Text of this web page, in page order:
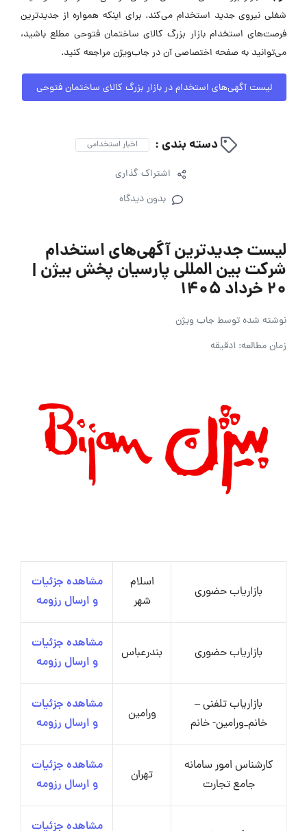
شغلی نیروی جدید استخدام می‌کند. برای اینکه همواره از جدیدترین
فرصت‌های استخدام بازار بزرگ کالای ساختمان فتوحی مطلع باشید،
می‌توانید به صفحه اختصاصی آن در جاب‌ویژن مراجعه کنید.
لیست آگهی‌های استخدام در بازار بزرگ کالای ساختمان فتوحی
دسته بندی : اخبار استخدامی
اشتراک گذاری
بدون دیدگاه
لیست جدیدترین آگهی‌های استخدام
شرکت بین المللی پارسیان پخش بیژن |
۲۰ خرداد ۱۴۰۵
نوشته شده توسطجاب ویژن
زمان مطالعه: 1دقیقه
بازاریاب حضوری
اسلام
شهر
مشاهده جزئیات
و ارسال رزومه
بازاریاب حضوری بندرعباس
مشاهده جزئیات
و ارسال رزومه
بازاریاب تلفنی –
خانم_ورامین- خانم
ورامین
مشاهده جزئیات
و ارسال رزومه
کارشناس امور سامانه
جامع تجارت
تهران
مشاهده جزئیات
و ارسال رزومه
مشاهده جزئیات